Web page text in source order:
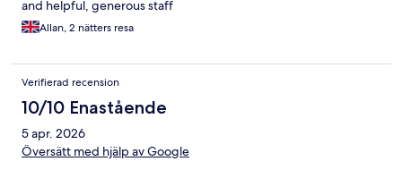
and helpful, generous staff
Allan, 2 nätters resa
Verifierad recension
10/10 Enastående
5 apr. 2026
Översätt med hjälp av Google